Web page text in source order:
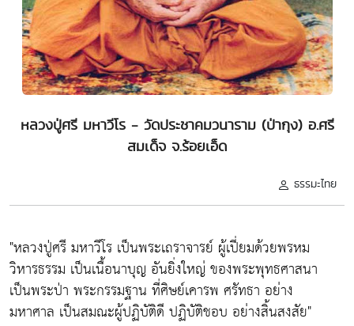
หลวงปู่ศรี มหาวีโร - วัดประชาคมวนาราม (ป่ากุง) อ.ศรี
สมเด็จ จ.ร้อยเอ็ด
ธรรมะไทย
"หลวงปู่ศรี มหาวีโร เป็นพระเถราจารย์ ผู้เปี่ยมด้วยพรหม
วิหารธรรม เป็นเนื้อนาบุญ อันยิ่งใหญ่ ของพระพุทธศาสนา
เป็นพระป่า พระกรรมฐาน ที่ศิษย์เคารพ ศรัทธา อย่าง
มหาศาล เป็นสมณะผู้ปฏิบัติดี ปฏิบัติชอบ อย่างสิ้นสงสัย"